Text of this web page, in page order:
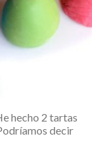
hecho 2 tartas
decir